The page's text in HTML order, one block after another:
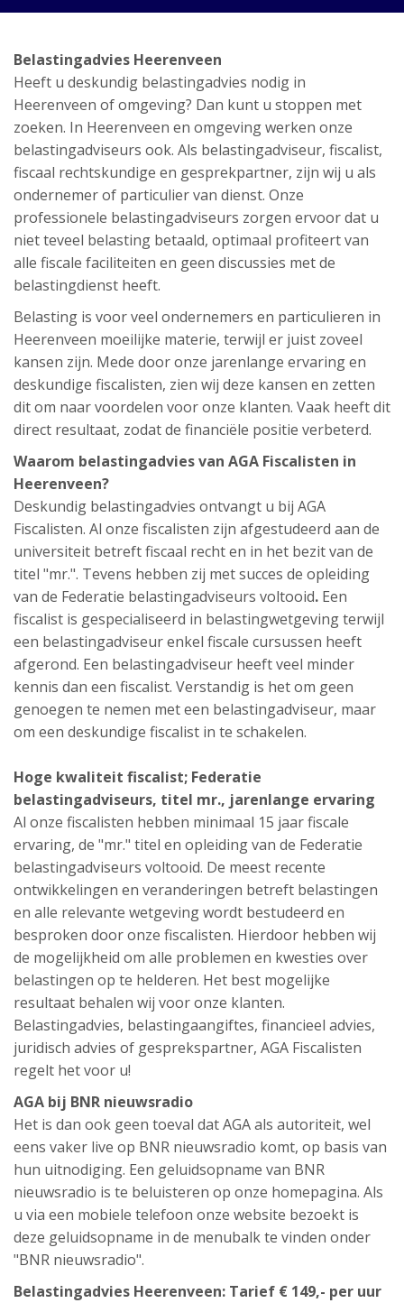
Belastingadvies Heerenveen
Heeft u deskundig belastingadvies nodig in
Heerenveen of omgeving? Dan kunt u stoppen met
zoeken. In Heerenveen en omgeving werken onze
belastingadviseurs ook. Als belastingadviseur, fiscalist,
fiscaal rechtskundige en gesprekpartner, zijn wij u als
ondernemer of particulier van dienst. Onze
professionele belastingadviseurs zorgen ervoor dat u
niet teveel belasting betaald, optimaal profiteert van
alle fiscale faciliteiten en geen discussies met de
belastingdienst heeft.
Belasting is voor veel ondernemers en particulieren in
Heerenveen moeilijke materie, terwijl er juist zoveel
kansen zijn. Mede door onze jarenlange ervaring en
deskundige fiscalisten, zien wij deze kansen en zetten
dit om naar voordelen voor onze klanten. Vaak heeft dit
direct resultaat, zodat de financiële positie verbeterd.
Waarom belastingadvies van AGA Fiscalisten in
Heerenveen?
Deskundig belastingadvies ontvangt u bij AGA
Fiscalisten. Al onze fiscalisten zijn afgestudeerd aan de
universiteit betreft fiscaal recht en in het bezit van de
titel "mr.". Tevens hebben zij met succes de opleiding
van de Federatie belastingadviseurs voltooid. Een
fiscalist is gespecialiseerd in belastingwetgeving terwijl
een belastingadviseur enkel fiscale cursussen heeft
afgerond. Een belastingadviseur heeft veel minder
kennis dan een fiscalist. Verstandig is het om geen
genoegen te nemen met een belastingadviseur, maar
om een deskundige fiscalist in te schakelen.
Hoge kwaliteit fiscalist; Federatie
belastingadviseurs, titel mr., jarenlange ervaring
Al onze fiscalisten hebben minimaal 15 jaar fiscale
ervaring, de "mr." titel en opleiding van de Federatie
belastingadviseurs voltooid. De meest recente
ontwikkelingen en veranderingen betreft belastingen
en alle relevante wetgeving wordt bestudeerd en
besproken door onze fiscalisten. Hierdoor hebben wij
de mogelijkheid om alle problemen en kwesties over
belastingen op te helderen. Het best mogelijke
resultaat behalen wij voor onze klanten.
Belastingadvies, belastingaangiftes, financieel advies,
juridisch advies of gesprekspartner, AGA Fiscalisten
regelt het voor u!
AGA bij BNR nieuwsradio
Het is dan ook geen toeval dat AGA als autoriteit, wel
eens vaker live op BNR nieuwsradio komt, op basis van
hun uitnodiging. Een geluidsopname van BNR
nieuwsradio is te beluisteren op onze homepagina. Als
u via een mobiele telefoon onze website bezoekt is
deze geluidsopname in de menubalk te vinden onder
"BNR nieuwsradio".
Belastingadvies Heerenveen: Tarief € 149,- per uur